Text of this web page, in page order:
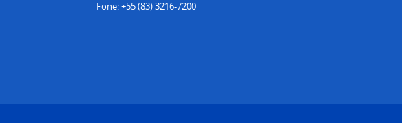
Fone: +55 (83) 3216-7200